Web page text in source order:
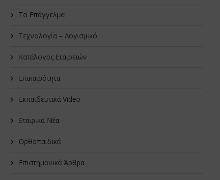
Το Επάγγελμα
Τεχνολογία – Λογισμικό
Κατάλογος Εταιρειών
Επικαιρότητα
Εκπαιδευτικά Video
Εταιρικά Νέα
Oρθοπαιδικά
Επιστημονικά Άρθρα